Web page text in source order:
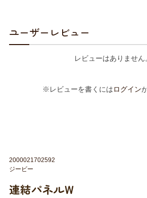
連結パネルW
2000021702592
ジービー
ユーザーレビュー
レビューはありません
※レビューを書くにはログイン